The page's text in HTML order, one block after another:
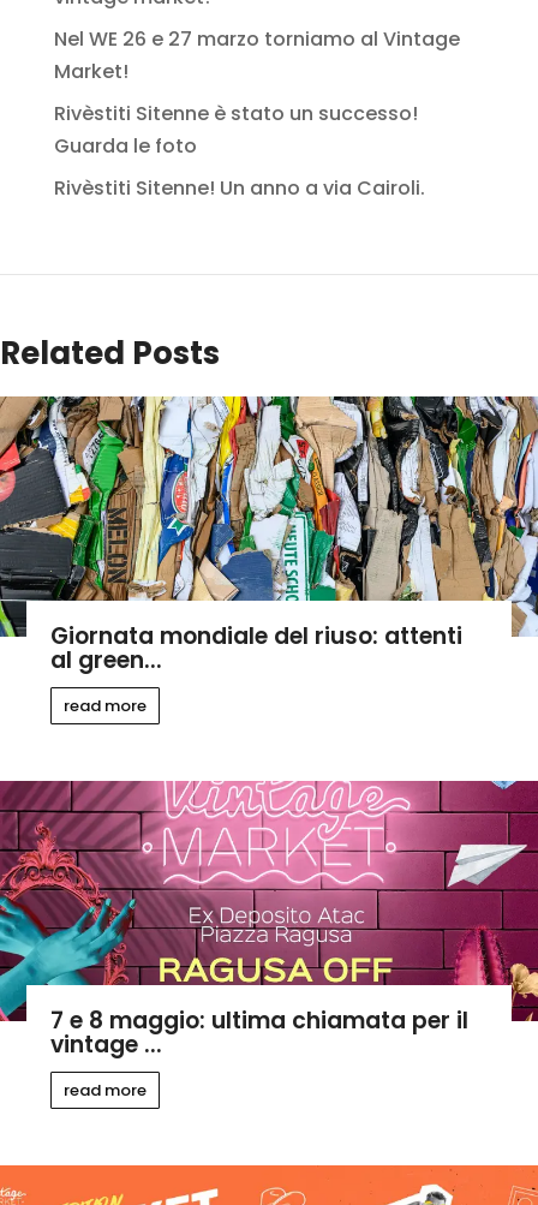
Nel WE 26 e 27 marzo torniamo al Vintage
Market!
Rivèstiti Sitenne è stato un successo!
Guarda le foto
Rivèstiti Sitenne! Un anno a via Cairoli.
Related Posts
Giornata mondiale del riuso: attenti
al green...
read more
7 e 8 maggio: ultima chiamata per il
vintage ...
read more